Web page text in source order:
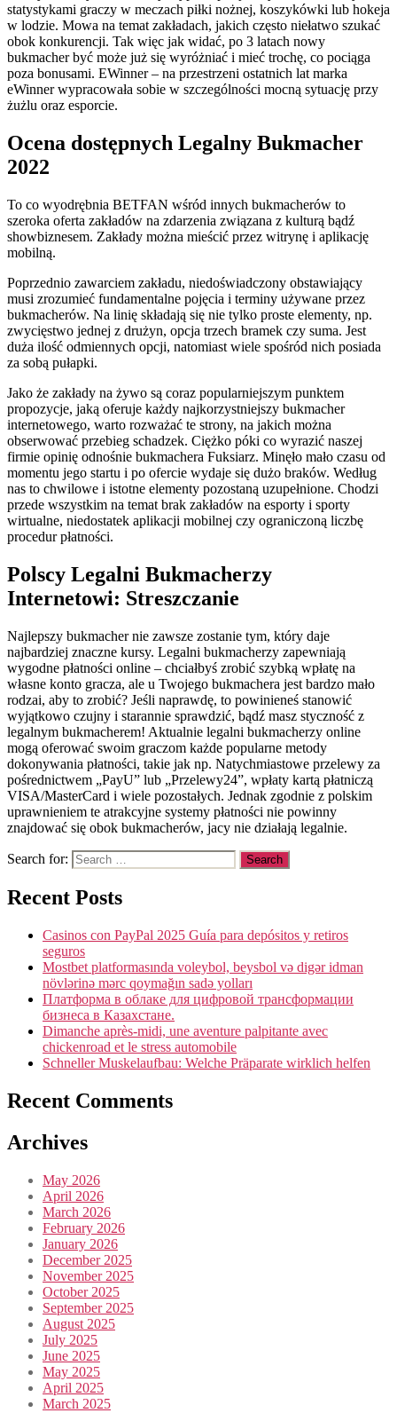
statystykami graczy w meczach piłki nożnej, koszykówki lub hokeja
w lodzie. Mowa na temat zakładach, jakich często niełatwo szukać
obok konkurencji. Tak więc jak widać, po 3 latach nowy
bukmacher być może już się wyróżniać i mieć trochę, co pociąga
poza bonusami. EWinner – na przestrzeni ostatnich lat marka
eWinner wypracowała sobie w szczególności mocną sytuację przy
żużlu oraz esporcie.
Ocena dostępnych Legalny Bukmacher
2022
To co wyodrębnia BETFAN wśród innych bukmacherów to
szeroka oferta zakładów na zdarzenia związana z kulturą bądź
showbiznesem. Zakłady można mieścić przez witrynę i aplikację
mobilną.
Poprzednio zawarciem zakładu, niedoświadczony obstawiający
musi zrozumieć fundamentalne pojęcia i terminy używane przez
bukmacherów. Na linię składają się nie tylko proste elementy, np.
zwycięstwo jednej z drużyn, opcja trzech bramek czy suma. Jest
duża ilość odmiennych opcji, natomiast wiele spośród nich posiada
za sobą pułapki.
Jako że zakłady na żywo są coraz popularniejszym punktem
propozycje, jaką oferuje każdy najkorzystniejszy bukmacher
internetowego, warto rozważać te strony, na jakich można
obserwować przebieg schadzek. Ciężko póki co wyrazić naszej
firmie opinię odnośnie bukmachera Fuksiarz. Minęło mało czasu od
momentu jego startu i po ofercie wydaje się dużo braków. Według
nas to chwilowe i istotne elementy pozostaną uzupełnione. Chodzi
przede wszystkim na temat brak zakładów na esporty i sporty
wirtualne, niedostatek aplikacji mobilnej czy ograniczoną liczbę
procedur płatności.
Polscy Legalni Bukmacherzy
Internetowi: Streszczanie
Najlepszy bukmacher nie zawsze zostanie tym, który daje
najbardziej znaczne kursy. Legalni bukmacherzy zapewniają
wygodne płatności online – chciałbyś zrobić szybką wpłatę na
własne konto gracza, ale u Twojego bukmachera jest bardzo mało
rodzai, aby to zrobić? Jeśli naprawdę, to powinieneś stanowić
wyjątkowo czujny i starannie sprawdzić, bądź masz styczność z
legalnym bukmacherem! Aktualnie legalni bukmacherzy online
mogą oferować swoim graczom każde popularne metody
dokonywania płatności, takie jak np. Natychmiastowe przelewy za
pośrednictwem „PayU” lub „Przelewy24”, wpłaty kartą płatniczą
VISA/MasterCard i wiele pozostałych. Jednak zgodnie z polskim
uprawnieniem te atrakcyjne systemy płatności nie powinny
znajdować się obok bukmacherów, jacy nie działają legalnie.
Search for:
Recent Posts
Casinos con PayPal 2025 Guía para depósitos y retiros
seguros
Mostbet platformasında voleybol, beysbol və digər idman
növlərinə mərc qoymağın sadə yolları
Платформа в облаке для цифровой трансформации
бизнеса в Казахстане.
Dimanche après-midi, une aventure palpitante avec
chickenroad et le stress automobile
Schneller Muskelaufbau: Welche Präparate wirklich helfen
Recent Comments
Archives
May 2026
April 2026
March 2026
February 2026
January 2026
December 2025
November 2025
October 2025
September 2025
August 2025
July 2025
June 2025
May 2025
April 2025
March 2025